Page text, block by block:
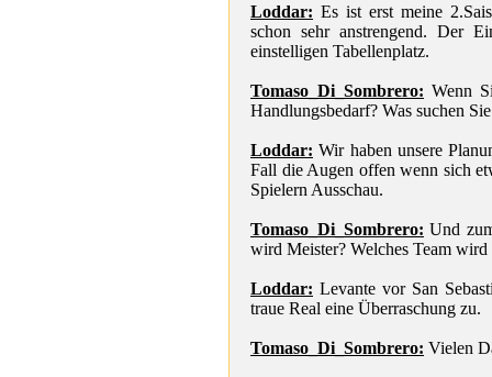
Loddar: Es ist erst meine
schon sehr anstrengend. Der
einstelligen Tabellenplatz.
Tomaso_Di_Sombrero: Wenn
Handlungsbedarf? Was suchen
Loddar: Wir haben unsere
Fall die Augen offen wenn sich
Spielern Ausschau.
Tomaso_Di_Sombrero: Und
wird Meister? Welches Team
Loddar: Levante vor San
traue Real eine Überraschung zu.
Tomaso_Di_Sombrero: Vielen